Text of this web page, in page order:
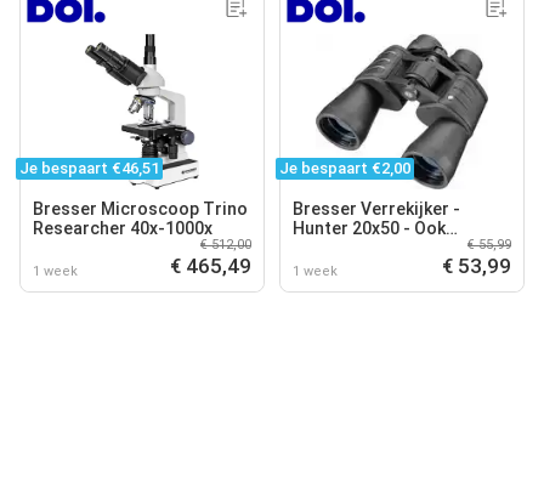
Je bespaart €46,51
Bresser Microscoop Trino
Researcher 40x-1000x
1 week
€ 512,00
€ 465,49
Je bespaart €2,00
Bresser Verrekijker -
Hunter 20x50 - Ook
Geschikt voor Brildragers
1 week
€ 55,99
€ 53,99